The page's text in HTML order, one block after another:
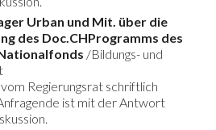
Urban und Mit. über die
des Doc.CHProgramms des
/Bildungs- und
Regierungsrat schriftlich
ist mit der Antwort